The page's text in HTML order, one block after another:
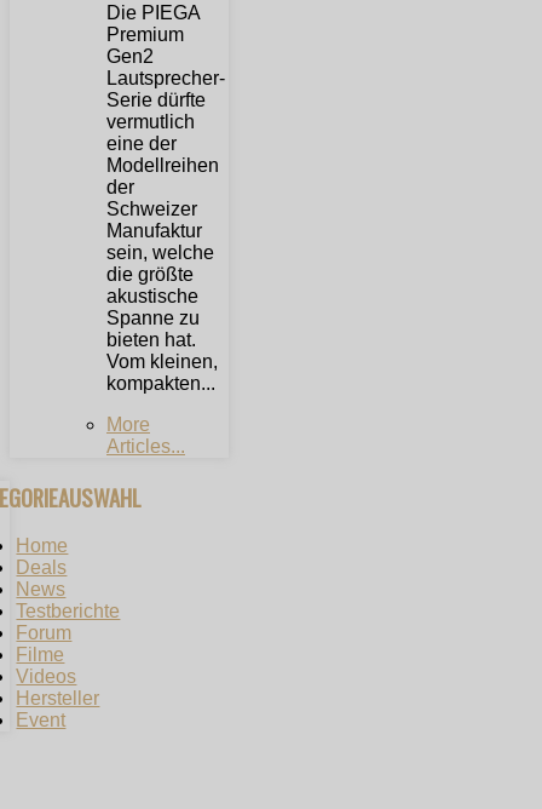
Die PIEGA
Premium
Gen2
Lautsprecher-
Serie dürfte
vermutlich
eine der
Modellreihen
der
Schweizer
Manufaktur
sein, welche
die größte
akustische
Spanne zu
bieten hat.
Vom kleinen,
kompakten...
More
Articles...
Home
Deals
News
Testberichte
Forum
Filme
Videos
Hersteller
Event